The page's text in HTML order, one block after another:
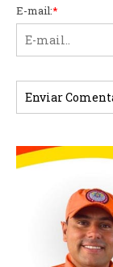
E-mail:*